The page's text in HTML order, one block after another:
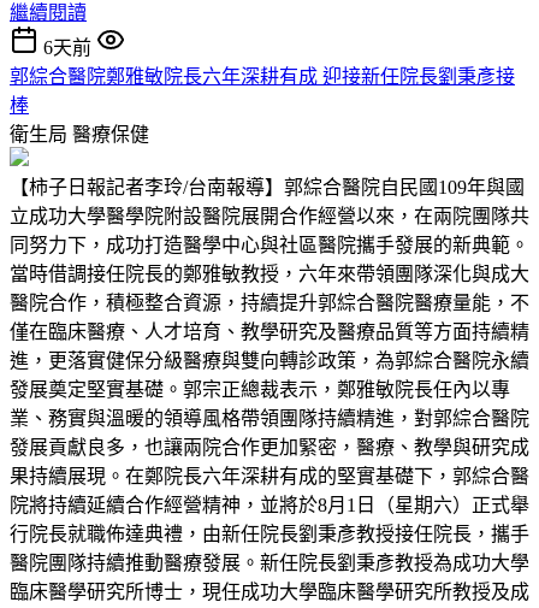
繼續閱讀
6天前
郭綜合醫院鄭雅敏院長六年深耕有成 迎接新任院長劉秉彥接
棒
衛生局 醫療保健
【柿子日報記者李玲/台南報導】郭綜合醫院自民國109年與國
立成功大學醫學院附設醫院展開合作經營以來，在兩院團隊共
同努力下，成功打造醫學中心與社區醫院攜手發展的新典範。
當時借調接任院長的鄭雅敏教授，六年來帶領團隊深化與成大
醫院合作，積極整合資源，持續提升郭綜合醫院醫療量能，不
僅在臨床醫療、人才培育、教學研究及醫療品質等方面持續精
進，更落實健保分級醫療與雙向轉診政策，為郭綜合醫院永續
發展奠定堅實基礎。郭宗正總裁表示，鄭雅敏院長任內以專
業、務實與溫暖的領導風格帶領團隊持續精進，對郭綜合醫院
發展貢獻良多，也讓兩院合作更加緊密，醫療、教學與研究成
果持續展現。在鄭院長六年深耕有成的堅實基礎下，郭綜合醫
院將持續延續合作經營精神，並將於8月1日（星期六）正式舉
行院長就職佈達典禮，由新任院長劉秉彥教授接任院長，攜手
醫院團隊持續推動醫療發展。新任院長劉秉彥教授為成功大學
臨床醫學研究所博士，現任成功大學臨床醫學研究所教授及成